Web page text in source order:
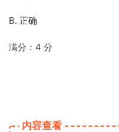
B. 正确
满分：4 分
内容查看